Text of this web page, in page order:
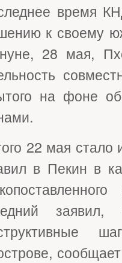
время
к своему
28 мая,
на фоне
22 мая
в Пекин в